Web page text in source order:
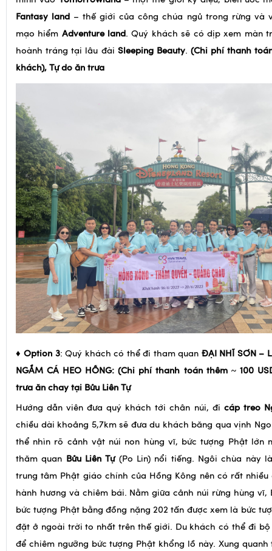
mình vàoTomorrowland– một thế giới kỳ diệu, biến ước
Fantasy land– thế giới của công chúa ngủ trong rừng và
mạo hiểmAdventure land. Quý khách sẽ có dịp xem màn
hoành tráng tại lâu đài
khách), Tự do ăn trưa
♦Option 3 : Quý khách có thể đi tham quanĐẠI NHĨ SƠN –
NGẮM CÁ HEO HỒNG: (Chi phí thanh toán thêm ~ 100
trưa ăn chay tại Bửu Liên Tự
Hướng dẫn viên đưa quý khách tới chân núi, đicáp treo
chiều dài khoảng 5,7km sẽ đưa du khách băng qua vịnh
thể nhìn rõ cảnh vật núi non hùng vĩ, bức tượng Phật lớn
thăm quanBửu Liên Tự(Po Lin) nổi tiếng. Ngôi chùa này
trung tâm Phật giáo chính của Hồng Kông nên có rất
hành hương và chiêm bái. Nằm giữa cảnh núi rừng hùng vĩ,
bức tượng Phật bằng đồng nặng 202 tấn được xem là bức
đặt ở ngoài trời to nhất trên thế giới. Du khách có thể đi bộ